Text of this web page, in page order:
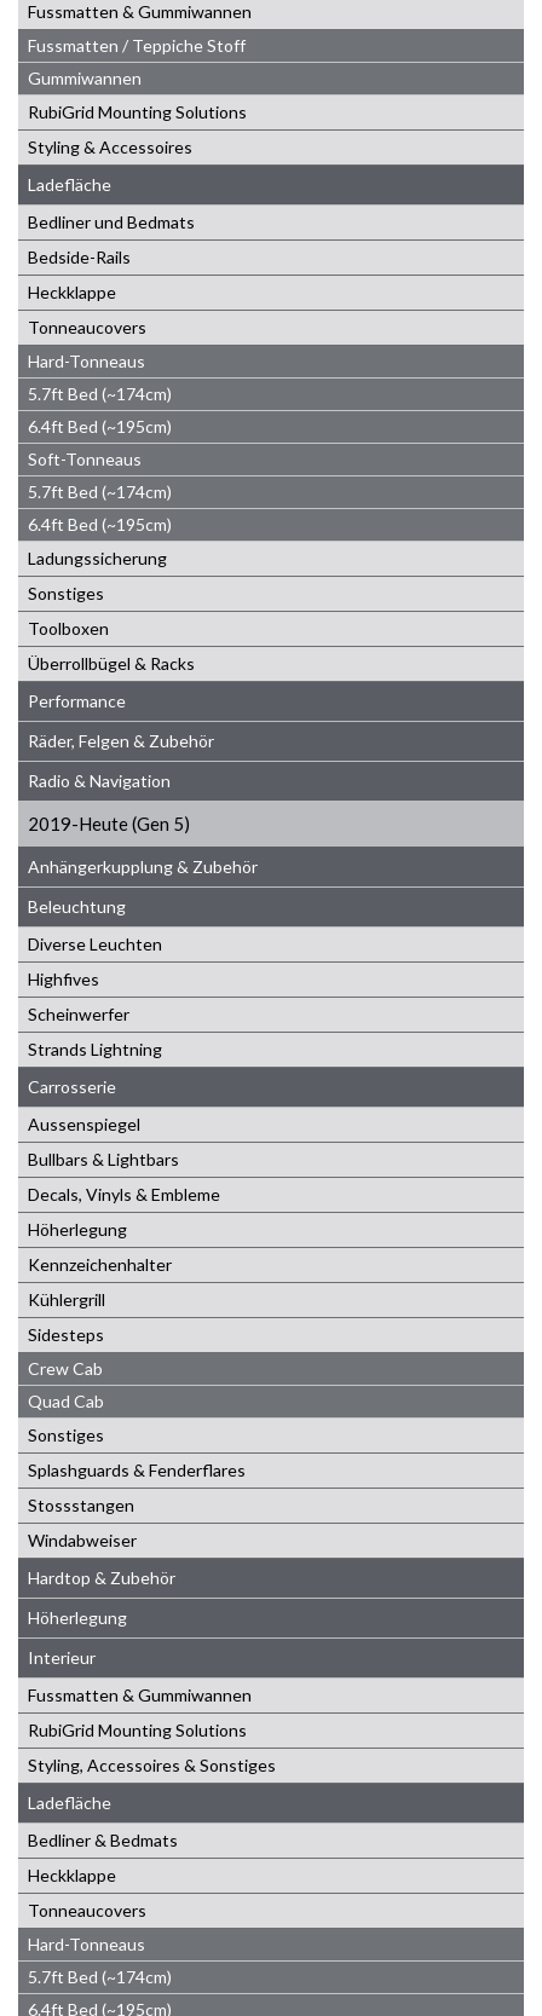
Fussmatten & Gummiwannen
Fussmatten / Teppiche Stoff
Gummiwannen
RubiGrid Mounting Solutions
Styling & Accessoires
Ladefläche
Bedliner und Bedmats
Bedside-Rails
Heckklappe
Tonneaucovers
Hard-Tonneaus
5.7ft Bed (~174cm)
6.4ft Bed (~195cm)
Soft-Tonneaus
5.7ft Bed (~174cm)
6.4ft Bed (~195cm)
Ladungssicherung
Sonstiges
Toolboxen
Überrollbügel & Racks
Performance
Räder, Felgen & Zubehör
Radio & Navigation
2019-Heute (Gen 5)
Anhängerkupplung & Zubehör
Beleuchtung
Diverse Leuchten
Highfives
Scheinwerfer
Strands Lightning
Carrosserie
Aussenspiegel
Bullbars & Lightbars
Decals, Vinyls & Embleme
Höherlegung
Kennzeichenhalter
Kühlergrill
Sidesteps
Crew Cab
Quad Cab
Sonstiges
Splashguards & Fenderflares
Stossstangen
Windabweiser
Hardtop & Zubehör
Höherlegung
Interieur
Fussmatten & Gummiwannen
RubiGrid Mounting Solutions
Styling, Accessoires & Sonstiges
Ladefläche
Bedliner & Bedmats
Heckklappe
Tonneaucovers
Hard-Tonneaus
5.7ft Bed (~174cm)
6.4ft Bed (~195cm)